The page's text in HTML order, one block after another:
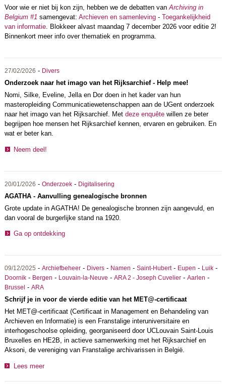
Voor wie er niet bij kon zijn, hebben we de debatten vanArchiving in
Belgium #1 samengevat: Archieven en samenleving- Toegankelijkheid
van informatie. Blokkeer alvast maandag 7 december 2026 voor editie 2!
Binnenkort meer info over thematiek en programma.
27/02/2026 - Divers
Onderzoek naar het imago van het Rijksarchief - Help mee!
Nomi, Silke, Eveline, Jella en Dor doen in het kader van hun
masteropleiding Communicatiewetenschappen aan de UGent onderzoek
naar het imago van het Rijksarchief. Met deze enquêtewillen ze beter
begrijpen hoe mensen het Rijksarchief kennen, ervaren en gebruiken. En
wat er beter kan.
Neem deel!
20/01/2026 - Onderzoek- Digitalisering
AGATHA - Aanvulling genealogische bronnen
Grote update in AGATHA! De genealogische bronnen zijn aangevuld, en
dan vooral de burgerlijke stand na 1920.
Ga op ontdekking
09/12/2025 - Archiefbeheer- Divers- Namen - Saint-Hubert- Eupen - Luik-
Doornik- Bergen - Louvain-la-Neuve - ARA 2 - Joseph Cuvelier- Aarlen -
Brussel - ARA
Schrijf je in voor de vierde editie van het MET@-certificaat
Het MET@-certificaat (Certificaat in Management en Behandeling van
Archieven en Informatie) is een Franstalige interuniversitaire en
interhogeschoolse opleiding, georganiseerd door UCLouvain Saint-Louis
Bruxelles en HE2B, in actieve samenwerking met het Rijksarchief en
Aksoni, de vereniging van Franstalige archivarissen in België.
Lees meer